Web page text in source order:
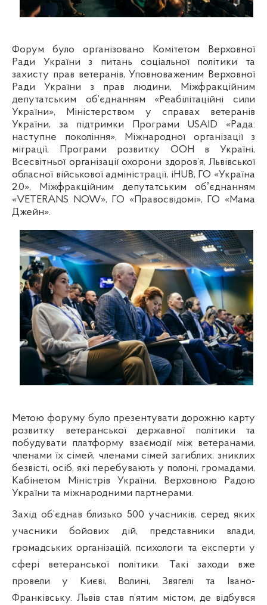
Форум було організовано Комітетом Верховної
Ради України з питань соціальної політики та
захисту прав ветеранів, Уповноваженим Верховної
Ради України з прав людини, Міжфракційним
депутатським об’єднанням «Реабілітаційні сили
України», Міністерством у справах ветеранів
України, за підтримки Програми USAID «Рада:
наступне покоління», Міжнародної організації з
міграції, Програми розвитку ООН в Україні,
Всесвітньої організації охорони здоров’я, Львівської
обласної військової адміністрації, iHUB, ГО «Україна
2.0», Міжфракційним депутатським обʼєднанням
«VETERANS NOW», ГО «Правосвідомі», ГО «Мама
Джейн».
Метою форуму було презентувати дорожню карту
розвитку ветеранської державної політики та
побудувати платформу взаємодії між ветеранами,
членами їх сімей, членами сімей загиблих, зниклих
безвісті, осіб, які перебувають у полоні, громадами,
Кабінетом Міністрів України, Верховною Радою
України та міжнародними партнерами.
Захід об’єднав близько 500 учасників, серед яких
учасники бойових дій, представники влади,
громадських організацій, психологи та експерти у
сфері ветеранської політики. Такі заходи вже
провели у Києві, Волині, Звягелі та Івано-
Франківську. Львів став п’ятим містом, де відбувся